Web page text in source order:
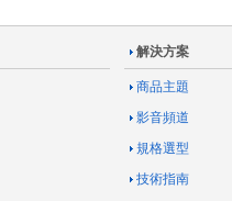
解決方案
商品主題
影音頻道
規格選型
技術指南